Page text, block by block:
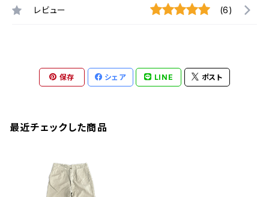
レビュー (6)
保存 シェア LINE ポスト
最近チェックした商品